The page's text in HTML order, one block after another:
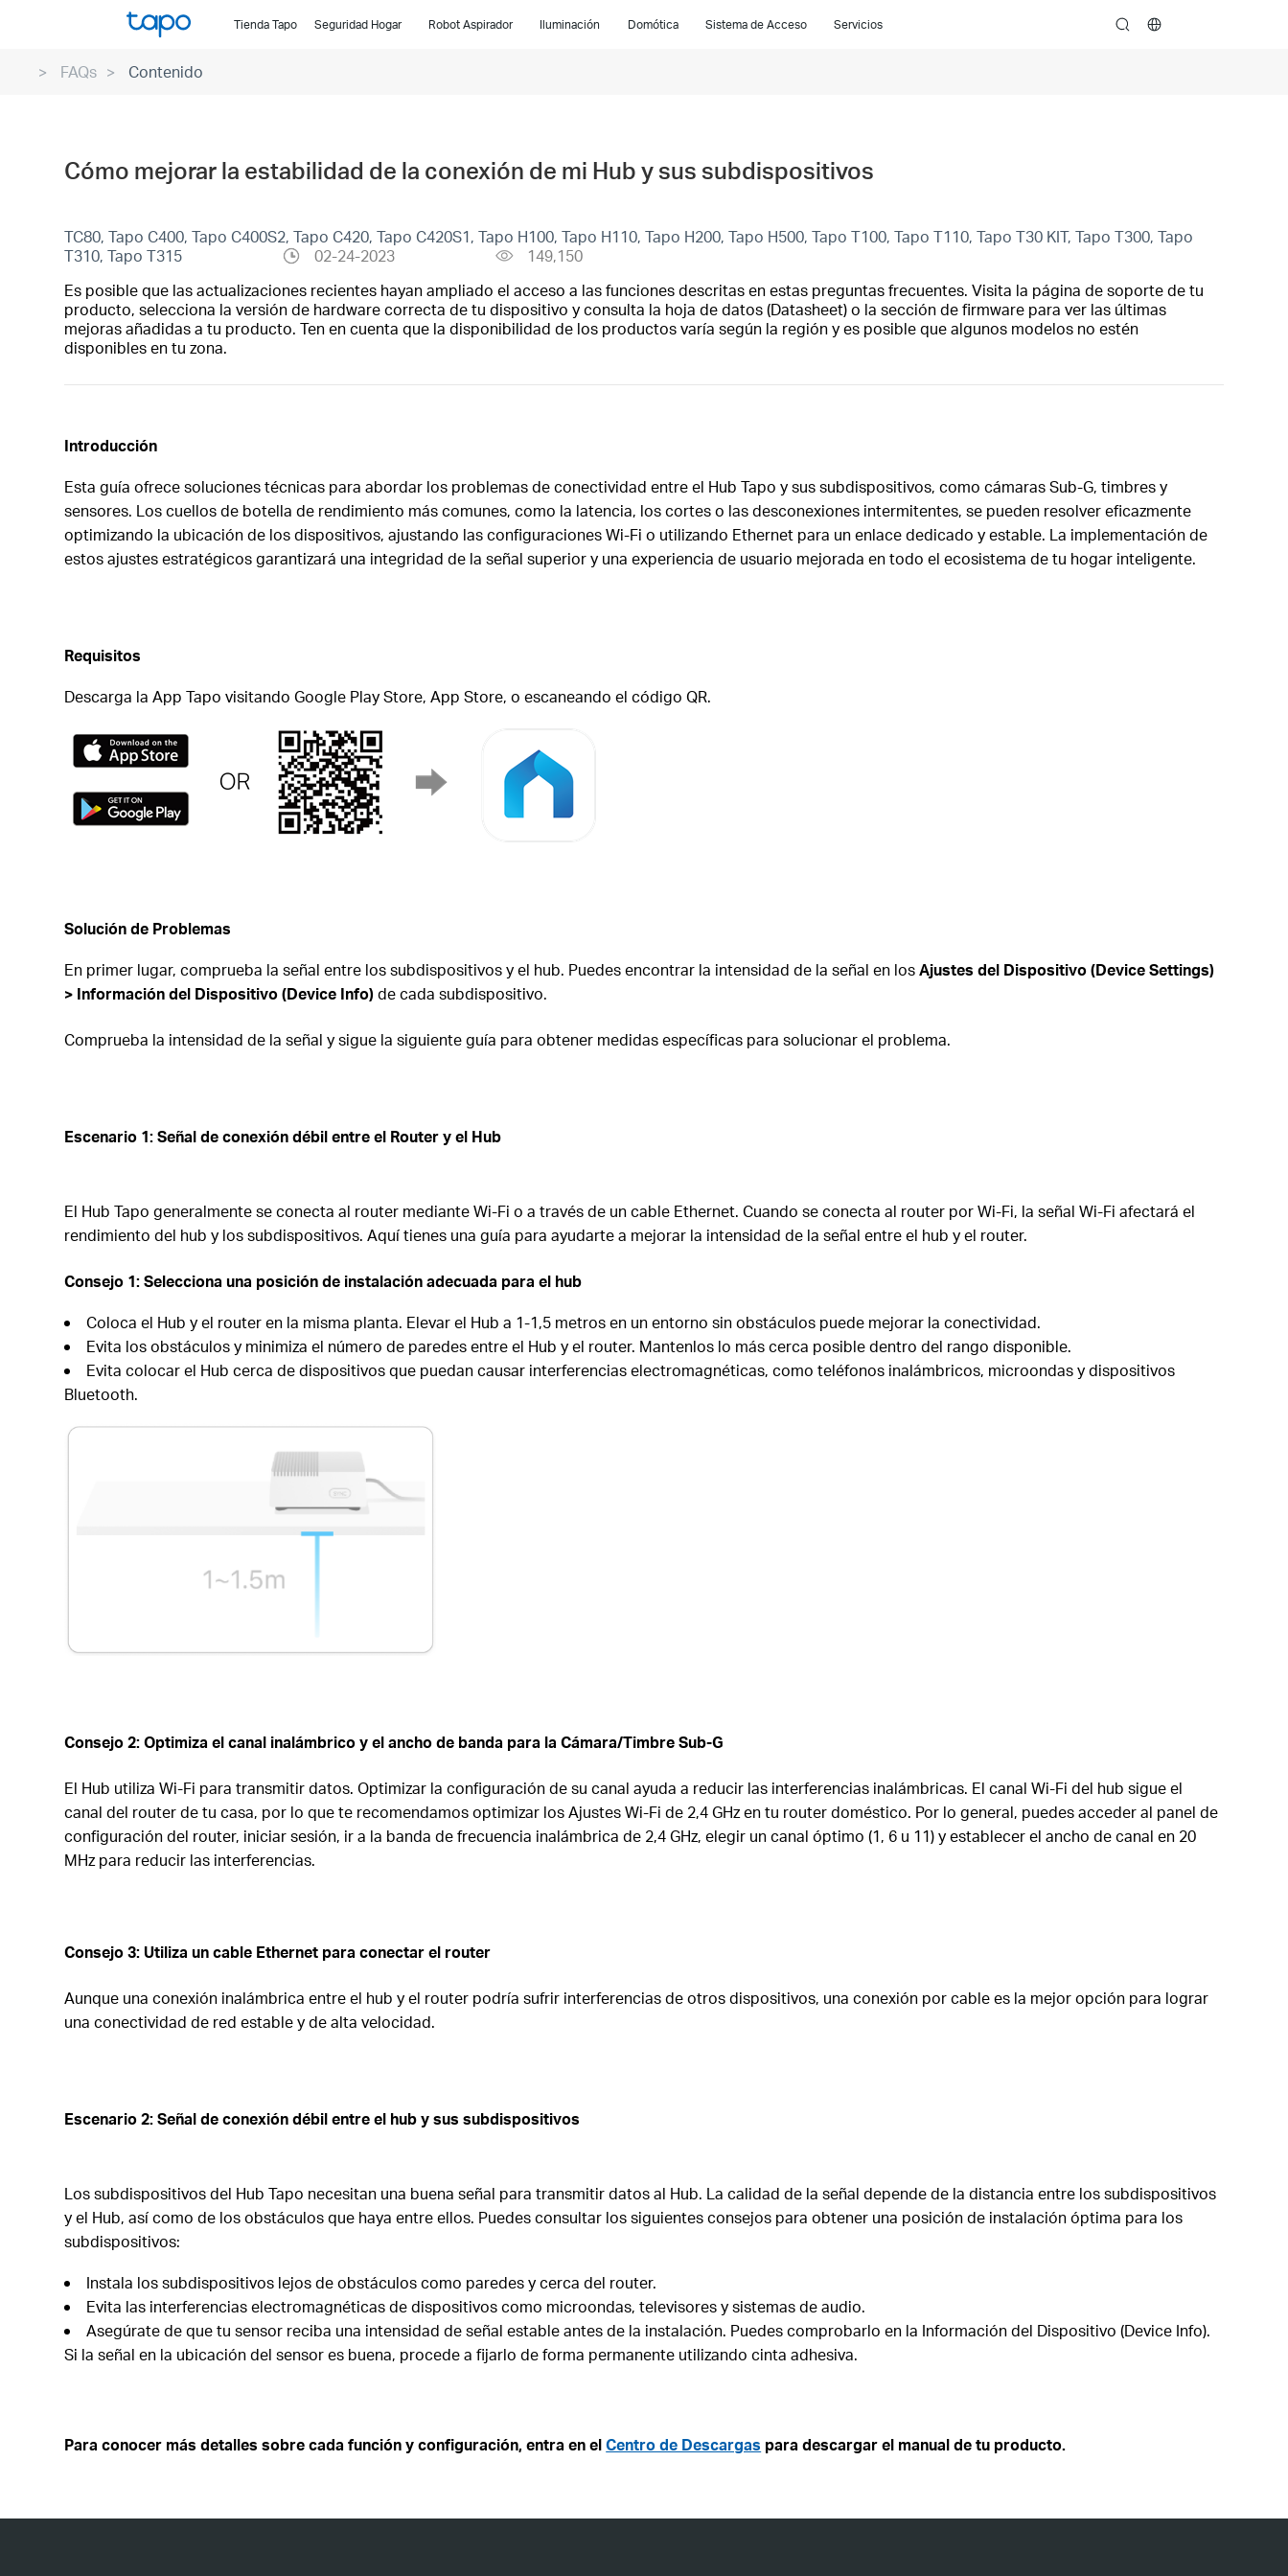
Tienda Tapo Seguridad Hogar Robot Aspirador Iluminación Domótica Sistema de Acceso Servicios search
FAQs Contenido
Cómo mejorar la estabilidad de la conexión de mi Hub y sus subdispositivos
TC80, Tapo C400, Tapo C400S2, Tapo C420, Tapo C420S1, Tapo H100, Tapo H110, Tapo H200, Tapo H500, Tapo T100, Tapo T110, Tapo T30 KIT, Tapo T300, Tapo
T310, Tapo T315
02-24-2023
149,150
Es posible que las actualizaciones recientes hayan ampliado el acceso a las funciones descritas en estas preguntas frecuentes. Visita la página de soporte de tu
producto, selecciona la versión de hardware correcta de tu dispositivo y consulta la hoja de datos (Datasheet) o la sección de firmware para ver las últimas
mejoras añadidas a tu producto. Ten en cuenta que la disponibilidad de los productos varía según la región y es posible que algunos modelos no estén
disponibles en tu zona.
Introducción
Esta guía ofrece soluciones técnicas para abordar los problemas de conectividad entre el Hub Tapo y sus subdispositivos, como cámaras Sub-G, timbres y
sensores. Los cuellos de botella de rendimiento más comunes, como la latencia, los cortes o las desconexiones intermitentes, se pueden resolver eficazmente
optimizando la ubicación de los dispositivos, ajustando las configuraciones Wi-Fi o utilizando Ethernet para un enlace dedicado y estable. La implementación de
estos ajustes estratégicos garantizará una integridad de la señal superior y una experiencia de usuario mejorada en todo el ecosistema de tu hogar inteligente.
Requisitos
Descarga la App Tapo visitando Google Play Store, App Store, o escaneando el código QR.
Solución de Problemas
En primer lugar, comprueba la señal entre los subdispositivos y el hub. Puedes encontrar la intensidad de la señal en losAjustes del Dispositivo (Device Settings)
> Información del Dispositivo (Device Info) de cada subdispositivo.
Comprueba la intensidad de la señal y sigue la siguiente guía para obtener medidas específicas para solucionar el problema.
Escenario 1: Señal de conexión débil entre el Router y el Hub
El Hub Tapo generalmente se conecta al router mediante Wi-Fi o a través de un cable Ethernet. Cuando se conecta al router por Wi-Fi, la señal Wi-Fi afectará el
rendimiento del hub y los subdispositivos. Aquí tienes una guía para ayudarte a mejorar la intensidad de la señal entre el hub y el router.
Consejo 1:Selecciona una posición de instalaciónadecuada parael hub
Coloca el Hub y el router en la misma planta. Elevar el Hub a 1-1,5 metros en un entorno sin obstáculos puede mejorar la conectividad.
Evita los obstáculos y minimiza el número de paredes entre el Hub y el router. Mantenlos lo más cerca posible dentro del rango disponible.
Evita colocar el Hub cerca de dispositivos que puedan causar interferencias electromagnéticas, como teléfonos inalámbricos, microondas y dispositivos
Bluetooth.
Consejo 2:Optimiza elcanal inalámbrico y elancho de banda para la Cámara/Timbre Sub-G
El Hub utiliza Wi-Fi para transmitir datos. Optimizar la configuración de su canal ayuda a reducir las interferencias inalámbricas. El canal Wi-Fi del hub sigue el
canal del router de tu casa, por lo que te recomendamos optimizar los Ajustes Wi-Fi de 2,4 GHz en tu router doméstico. Por lo general, puedes acceder al panel de
configuración del router, iniciar sesión, ir a la banda de frecuencia inalámbrica de 2,4 GHz, elegir un canal óptimo (1, 6 u 11) y establecer el ancho de canal en 20
MHz para reducir las interferencias.
Consejo 3: Utiliza uncable Ethernet para conectar el router
Aunque una conexión inalámbrica entre el hub y el router podría sufrir interferencias de otros dispositivos, una conexión por cable es la mejor opción para lograr
una conectividad de red estable y de alta velocidad.
Escenario2: Señal deconexión débilentreel hub ysussubdispositivos
Los subdispositivos del Hub Tapo necesitan una buena señal para transmitir datos al Hub. La calidad de la señal depende de la distancia entre los subdispositivos
y el Hub, así como de los obstáculos que haya entre ellos. Puedes consultar los siguientes consejos para obtener una posición de instalación óptima para los
subdispositivos:
Instala los subdispositivos lejos de obstáculos como paredes y cerca del router.
Evita las interferencias electromagnéticas de dispositivos como microondas, televisores y sistemas de audio.
Asegúrate de que tu sensor reciba una intensidad de señal estable antes de la instalación. Puedes comprobarlo en la Información del Dispositivo (Device Info).
Si la señal en la ubicación del sensor es buena, procede a fijarlo de forma permanente utilizando cinta adhesiva.
Para conocer más detalles sobre cada función y configuración, entra en elCentro de Descargas para descargar el manual de tu producto.